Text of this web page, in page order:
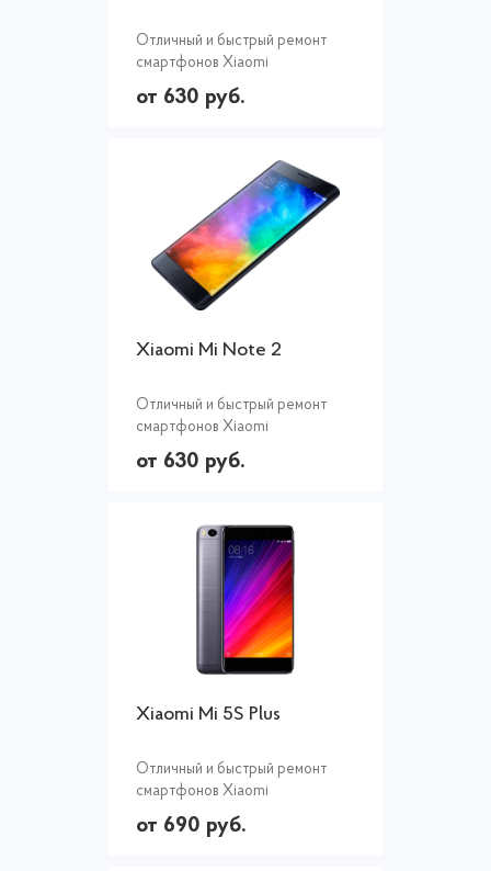
Отличный и быстрый ремонт
смартфонов Xiaomi
от 630 руб.
Xiaomi Mi Note 2
Отличный и быстрый ремонт
смартфонов Xiaomi
от 630 руб.
Xiaomi Mi 5S Plus
Отличный и быстрый ремонт
смартфонов Xiaomi
от 690 руб.